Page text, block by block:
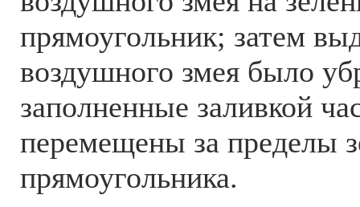
прямоугольник; затем
воздушного змея было
заполненные заливкой
перемещены за пределы
прямоугольника.